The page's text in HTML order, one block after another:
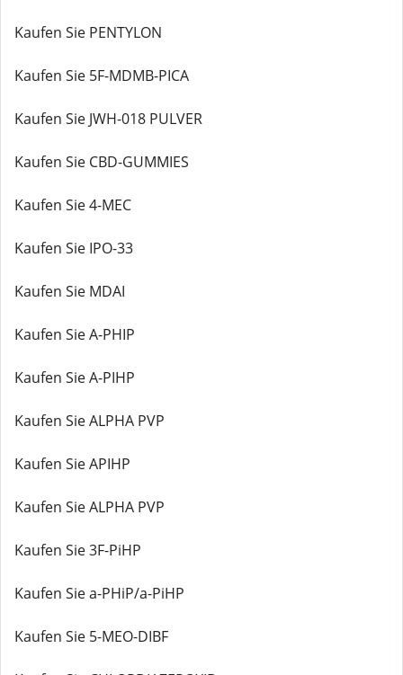
Kaufen Sie PENTYLON
Kaufen Sie 5F-MDMB-PICA
Kaufen Sie JWH-018 PULVER
Kaufen Sie CBD-GUMMIES
Kaufen Sie 4-MEC
Kaufen Sie IPO-33
Kaufen Sie MDAI
Kaufen Sie A-PHIP
Kaufen Sie A-PIHP
Kaufen Sie ALPHA PVP
Kaufen Sie APIHP
Kaufen Sie ALPHA PVP
Kaufen Sie 3F-PiHP
Kaufen Sie a-PHiP/a-PiHP
Kaufen Sie 5-MEO-DIBF